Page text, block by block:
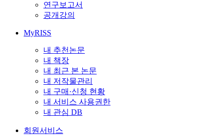
연구보고서
공개강의
MyRISS
내 추천논문
내 책장
내 최근 본 논문
내 저작물관리
내 구매·신청 현황
내 서비스 사용권한
내 관심 DB
회원서비스